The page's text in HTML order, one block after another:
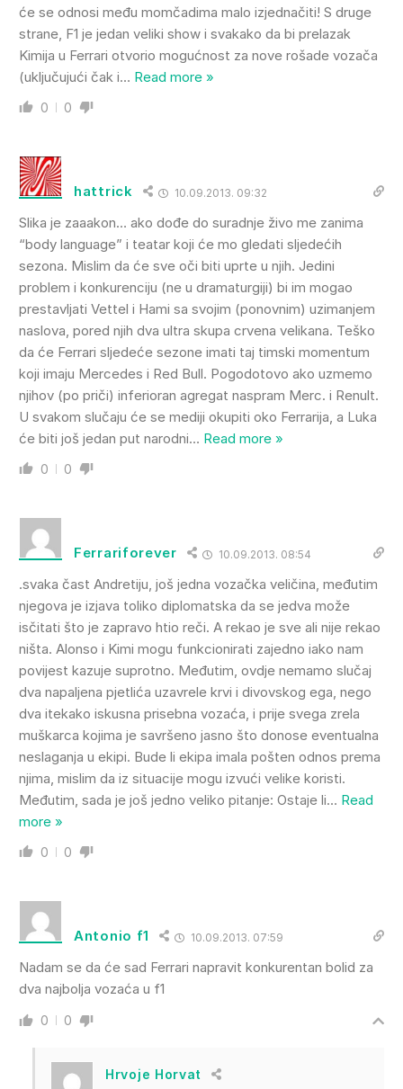
će se odnosi među momčadima malo izjednačiti! S druge
strane, F1 je jedan veliki show i svakako da bi prelazak
Kimija u Ferrari otvorio mogućnost za nove rošade vozača
(uključujući čak i… Read more »
0 0
hattrick 10.09.2013. 09:32
Slika je zaaakon… ako dođe do suradnje živo me zanima
“body language” i teatar koji će mo gledati sljedećih
sezona. Mislim da će sve oči biti uprte u njih. Jedini
problem i konkurenciju (ne u dramaturgiji) bi im mogao
prestavljati Vettel i Hami sa svojim (ponovnim) uzimanjem
naslova, pored njih dva ultra skupa crvena velikana. Teško
da će Ferrari sljedeće sezone imati taj timski momentum
koji imaju Mercedes i Red Bull. Pogodotovo ako uzmemo
njihov (po priči) inferioran agregat naspram Merc. i Renult.
U svakom slučaju će se mediji okupiti oko Ferrarija, a Luka
će biti još jedan put narodni… Read more »
0 0
Ferrariforever 10.09.2013. 08:54
.svaka čast Andretiju, još jedna vozačka veličina, međutim
njegova je izjava toliko diplomatska da se jedva može
isčitati što je zapravo htio reči. A rekao je sve ali nije rekao
ništa. Alonso i Kimi mogu funkcionirati zajedno iako nam
povijest kazuje suprotno. Međutim, ovdje nemamo slučaj
dva napaljena pjetlića uzavrele krvi i divovskog ega, nego
dva itekako iskusna prisebna vozaća, i prije svega zrela
muškarca kojima je savršeno jasno što donose eventualna
neslaganja u ekipi. Bude li ekipa imala pošten odnos prema
njima, mislim da iz situacije mogu izvući velike koristi.
Međutim, sada je još jedno veliko pitanje: Ostaje li… Read
more »
0 0
Antonio f1 10.09.2013. 07:59
Nadam se da će sad Ferrari napravit konkurentan bolid za
dva najbolja vozaća u f1
0 0
Hrvoje Horvat